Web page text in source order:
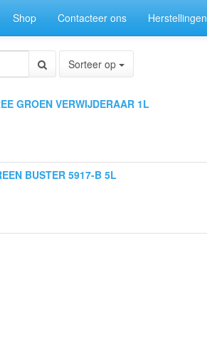
Shop Contacteer ons Herstellingen
Sorteer op
GROEN VERWIJDERAAR 1L
BUSTER 5917-B 5L